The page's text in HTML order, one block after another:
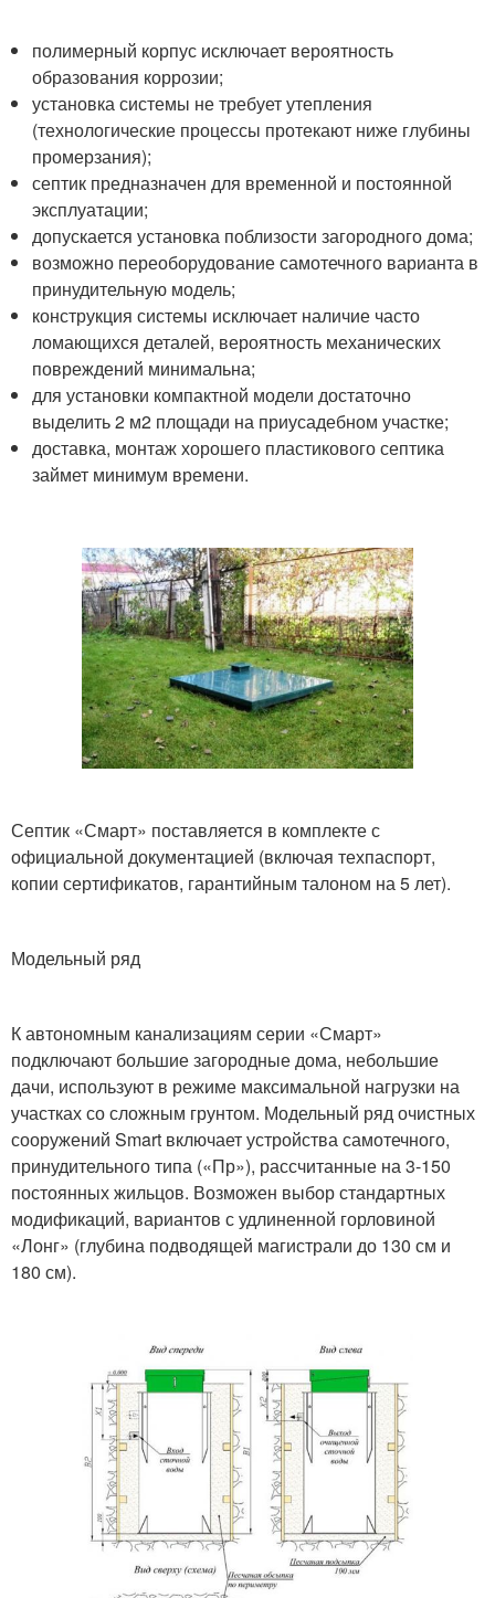
полимерный корпус исключает вероятность
образования коррозии;
установка системы не требует утепления
(технологические процессы протекают ниже глубины
промерзания);
септик предназначен для временной и постоянной
эксплуатации;
допускается установка поблизости загородного дома;
возможно переоборудование самотечного варианта в
принудительную модель;
конструкция системы исключает наличие часто
ломающихся деталей, вероятность механических
повреждений минимальна;
для установки компактной модели достаточно
выделить 2 м2 площади на приусадебном участке;
доставка, монтаж хорошего пластикового септика
займет минимум времени.
Септик «Смарт» поставляется в комплекте с
официальной документацией (включая техпаспорт,
копии сертификатов, гарантийным талоном на 5 лет).
Модельный ряд
К автономным канализациям серии «Смарт»
подключают большие загородные дома, небольшие
дачи, используют в режиме максимальной нагрузки на
участках со сложным грунтом. Модельный ряд очистных
сооружений Smart включает устройства самотечного,
принудительного типа («Пр»), рассчитанные на 3-150
постоянных жильцов. Возможен выбор стандартных
модификаций, вариантов с удлиненной горловиной
«Лонг» (глубина подводящей магистрали до 130 см и
180 см).